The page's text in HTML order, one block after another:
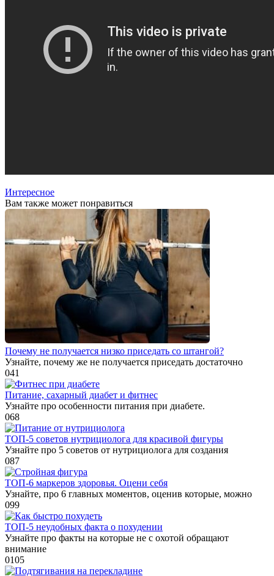
Интересное
Вам также может понравиться
Почему не получается низко приседать со штангой?
Узнайте, почему же не получается приседать достаточно
041
Питание, сахарный диабет и фитнес
Узнайте про особенности питания при диабете.
068
ТОП-5 советов нутрициолога для красивой фигуры
Узнайте про 5 советов от нутрициолога для создания
087
ТОП-6 маркеров здоровья. Оцени себя
Узнайте, про 6 главных моментов, оценив которые, можно
099
ТОП-5 неудобных факта о похудении
Узнайте про факты на которые не с охотой обращают
внимание
0105